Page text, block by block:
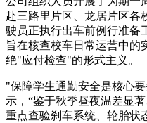
赴三路里片区、龙居片区各
驶员正执行出车前例行准备
旨在核查校车日常运营中的
绝"应付检查"的形式主义。
"保障学生通勤安全是核心
示，“鉴于秋季昼夜温差显
重点查验刹车系统、轮胎状